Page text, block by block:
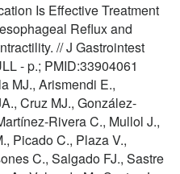
Is Effective Treatment
Reflux and
// J Gastrointest
- p.; PMID:33904061
MJ., Arismendi E.,
Cruz MJ., González-
Rivera C., Mullol J.,
Picado C., Plaza V.,
C., Salgado FJ., Sastre